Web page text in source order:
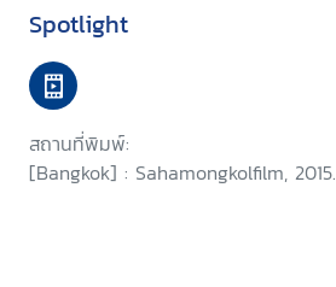
Spotlight
สถานที่พิมพ์:
[Bangkok] : Sahamongkolfilm, 2015.